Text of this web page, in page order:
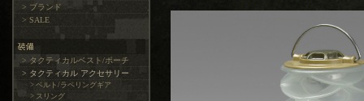
> ブランド
> SALE
> タクティカルベスト/ポーチ
> タクティカル アクセサリー
> ベルト/ラペリングギア
> スリング